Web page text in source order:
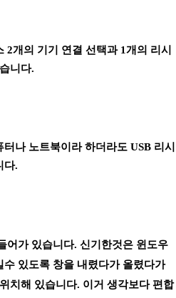
2개의 기기 연결 선택과 1개의 리시
니다.
나 노트북이라 하더라도 USB 리시
다.
어가 있습니다. 신기한것은 윈도우
있도록 창을 내렸다가 올렸다가
치해 있습니다. 이거 생각보다 편합